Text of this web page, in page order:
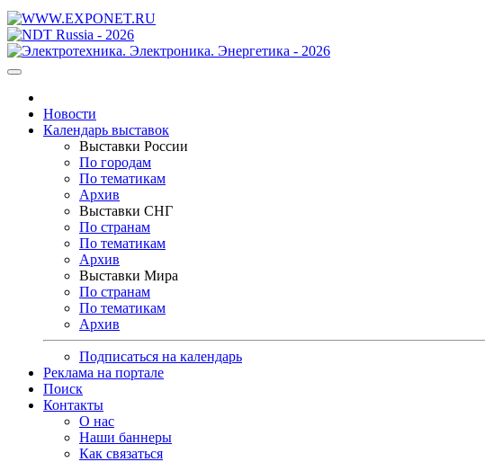
Новости
Календарь выставок
Выставки России
По городам
По тематикам
Архив
Выставки СНГ
По странам
По тематикам
Архив
Выставки Мира
По странам
По тематикам
Архив
Подписаться на календарь
Реклама на портале
Поиск
Контакты
О нас
Наши баннеры
Как связаться